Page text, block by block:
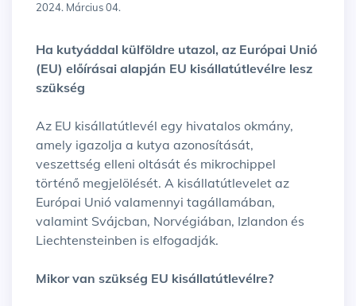
2024. Március 04.
Ha kutyáddal külföldre utazol, az Európai Unió
(EU) előírásai alapján EU kisállatútlevélre lesz
szükség
Az EU kisállatútlevél egy hivatalos okmány,
amely igazolja a kutya azonosítását,
veszettség elleni oltását és mikrochippel
történő megjelölését. A kisállatútlevelet az
Európai Unió valamennyi tagállamában,
valamint Svájcban, Norvégiában, Izlandon és
Liechtensteinben is elfogadják.
Mikor van szükség EU kisállatútlevélre?